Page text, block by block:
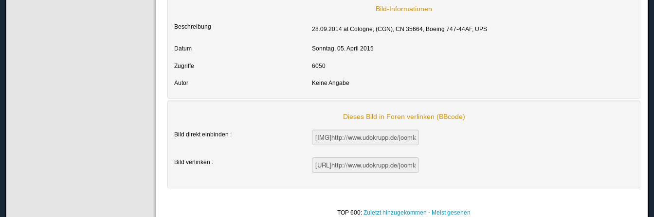
Bild-Informationen
Beschreibung 28.09.2014 at Cologne , (CGN), CN 35664, Boeing 747-44AF, UPS
Datum Sonntag, 05. April 2015
Zugriffe 6050
Autor Keine Angabe
Dieses Bild in Foren verlinken (BBcode)
Bild direkt einbinden :
Bild verlinken :
TOP 600:Zuletzt hinzugekommen - Meist gesehen